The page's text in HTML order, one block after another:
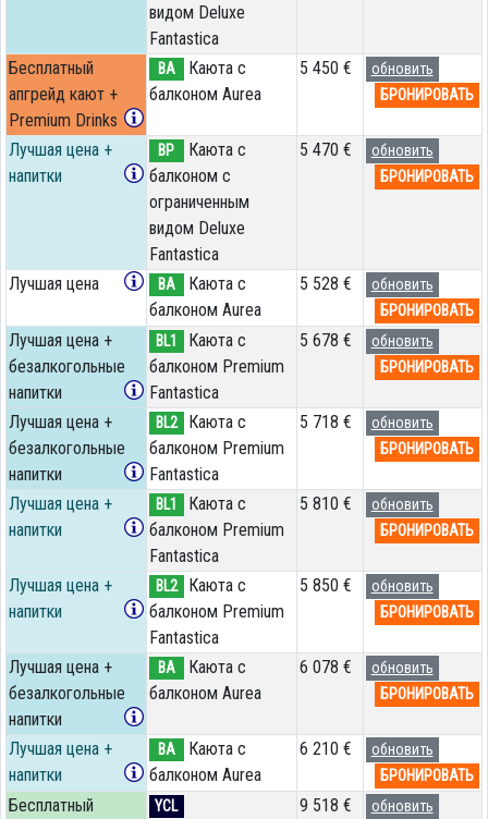
видом Deluxe
Fantastica
Бесплатный
апгрейд кают +
Premium Drinks
BA
Каюта с
балконом Aurea
5 450 €
обновить
БРОНИРОВАТЬ
Лучшая цена +
напитки
BP
Каюта с
балконом c
ограниченным
видом Deluxe
Fantastica
5 470 €
обновить
БРОНИРОВАТЬ
Лучшая цена BA
Каюта с
балконом Aurea
5 528 €
обновить
БРОНИРОВАТЬ
Лучшая цена +
безалкогольные
напитки
BL1
Каюта с
балконом Premium
Fantastica
5 678 €
обновить
БРОНИРОВАТЬ
Лучшая цена +
безалкогольные
напитки
BL2
Каюта с
балконом Premium
Fantastica
5 718 €
обновить
БРОНИРОВАТЬ
Лучшая цена +
напитки
BL1
Каюта с
балконом Premium
Fantastica
5 810 €
обновить
БРОНИРОВАТЬ
Лучшая цена +
напитки
BL2
Каюта с
балконом Premium
Fantastica
5 850 €
обновить
БРОНИРОВАТЬ
Лучшая цена +
безалкогольные
напитки
BA
Каюта с
балконом Aurea
6 078 €
обновить
БРОНИРОВАТЬ
Лучшая цена +
напитки
BA
Каюта с
балконом Aurea
6 210 €
обновить
БРОНИРОВАТЬ
Бесплатный
YCL 9 518 €
обновить